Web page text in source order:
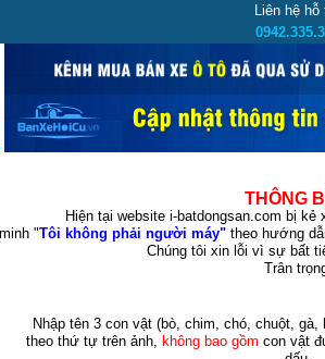
Liên hệ hỗ
THÔNG
Hiện tại website i-batdongsan.com bị kẻ
"Tôi không phải người máy"theo hướng
Chúng tôi xin lỗi vì sự bất
Trân
Nhập tên 3 con vật (bò, chim, chó, chuột,
theo thứ tự trên ảnh, không bao gồm con vật